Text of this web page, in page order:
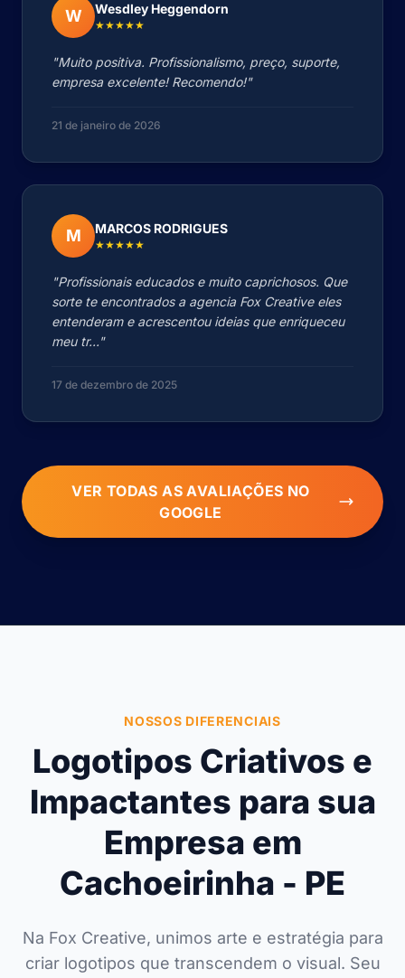
W Wesdley Heggendorn
★★★★★
"Muito positiva. Profissionalismo, preço, suporte,
empresa excelente! Recomendo!"
21 de janeiro de 2026
M MARCOS RODRIGUES
★★★★★
"Profissionais educados e muito caprichosos. Que
sorte te encontrados a agencia Fox Creative eles
entenderam e acrescentou ideias que enriqueceu
meu tr..."
17 de dezembro de 2025
VER TODAS AS AVALIAÇÕES NO
GOOGLE
NOSSOS DIFERENCIAIS
Logotipos Criativos e
Impactantes para sua
Empresa em
Cachoeirinha - PE
Na Fox Creative, unimos arte e estratégia para
criar logotipos que transcendem o visual. Seu